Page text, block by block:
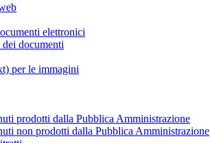
elettronici
documenti
per le immagini
prodotti dalla Pubblica Amministrazione
non prodotti dalla Pubblica Amministrazione